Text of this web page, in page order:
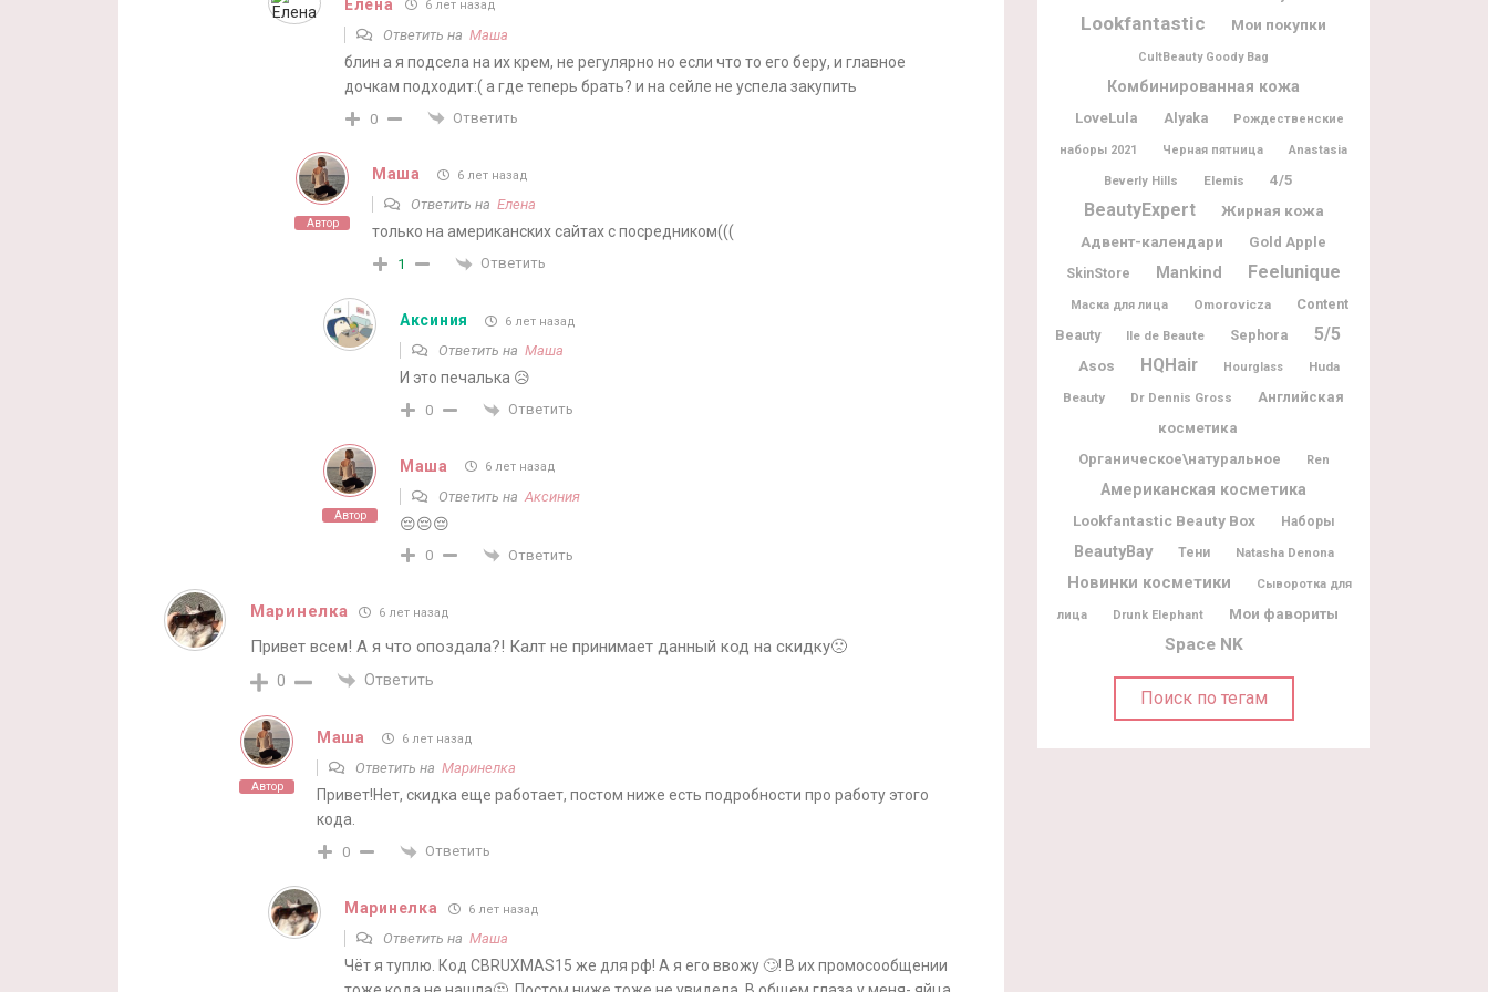
Елена 6 лет назад
Ответить на Маша
блин а я подсела на их крем, не регулярно но если что то его беру, и главное
дочкам подходит:( а где теперь брать? и на сейле не успела закупить
0 Ответить
Автор
Маша 6 лет назад
Ответить на Елена
только на американских сайтах с посредником(((
1 Ответить
Аксиния 6 лет назад
Ответить на Маша
И это печалька 😥
0 Ответить
Автор
Маша 6 лет назад
Ответить на Аксиния
😔😔😔
0 Ответить
Маринелка 6 лет назад
Привет всем! А я что опоздала?! Калт не принимает данный код на скидку🙁
0 Ответить
Автор
Маша 6 лет назад
Ответить на Маринелка
Привет!Нет, скидка еще работает, постом ниже есть подробности про работу этого
кода.
0 Ответить
Маринелка 6 лет назад
Ответить на Маша
Чёт я туплю. Код CBRUXMAS15 же для рф! А я его ввожу 🙄! В их промосообщении
Lookfantastic Мои покупки
CultBeauty Goody Bag
Комбинированная кожа
LoveLula Alyaka Рождественские
наборы 2021 Черная пятница Anastasia
Beverly Hills Elemis 4/5
BeautyExpert
Жирная кожа
Адвент-календари
Gold Apple
SkinStore Mankind Feelunique
Маска для лица Omorovicza
Content
Beauty
Ile de Beaute Sephora 5/5
Asos HQHair Hourglass
Huda
Beauty
Dr Dennis Gross
Английская
косметика
Органическое\натуральное
Ren
Американская косметика
Lookfantastic Beauty Box
Наборы
BeautyBay Тени Natasha Denona
Новинки косметики Сыворотка для
лица Drunk Elephant Мои фавориты
Space NK
Поиск по тегам